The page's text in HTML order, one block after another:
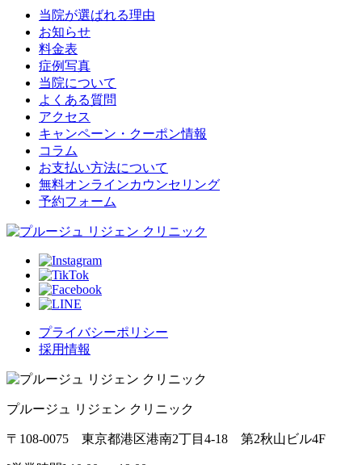
当院が選ばれる理由
お知らせ
料金表
症例写真
当院について
よくある質問
アクセス
キャンペーン・クーポン情報
コラム
お支払い方法について
無料オンラインカウンセリング
予約フォーム
プライバシーポリシー
採用情報
プルージュ リジェン クリニック
〒108-0075 東京都港区港南2丁目4-18 第2秋山ビル4F